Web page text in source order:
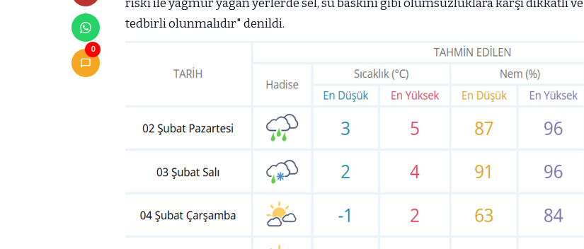
0
riski ile yağmur yağan yerlerde sel, su baskını gibi olumsuzluklara karşı dikkatli ve
tedbirli olunmalıdır" denildi.